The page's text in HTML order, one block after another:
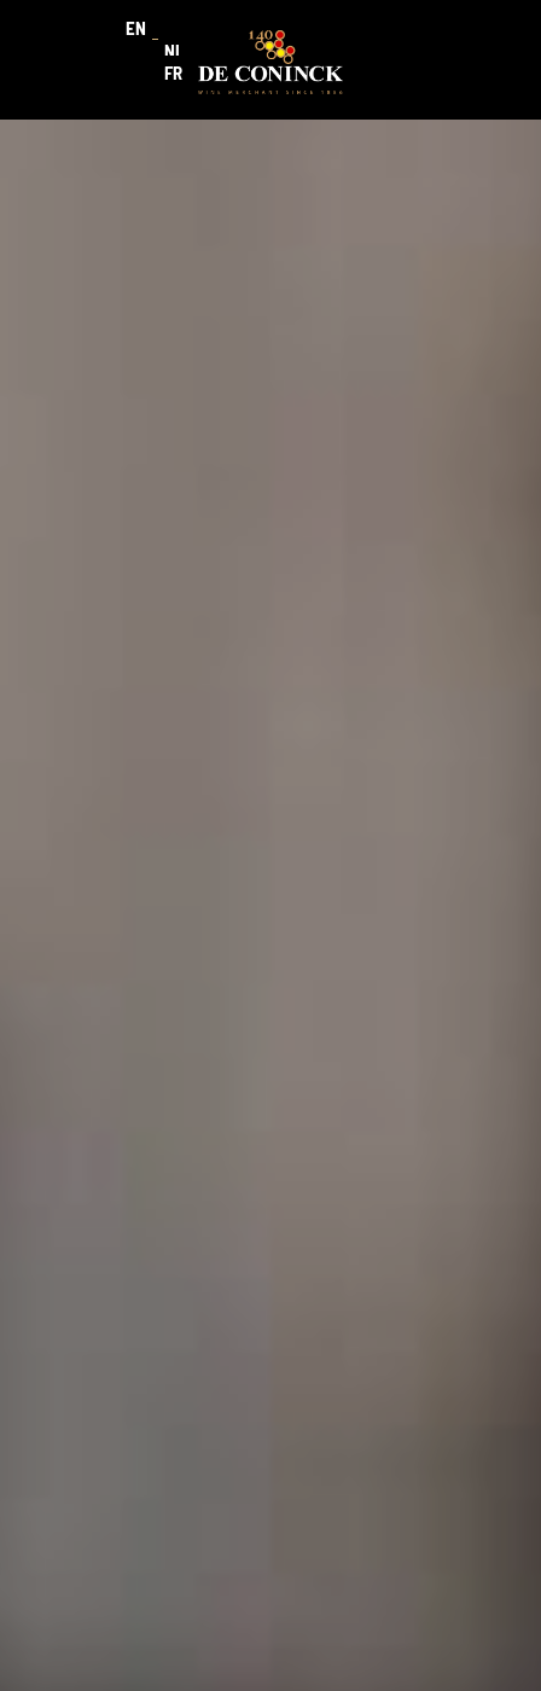
EN
NL
FR